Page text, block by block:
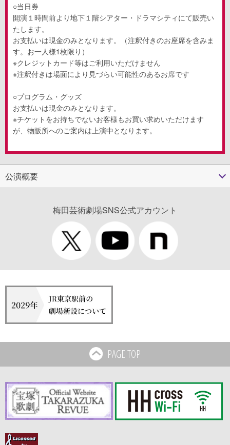
○当日券
開演１時間前より地下１階シアター・ドラマシティにて販売い
たします。
お支払いは現金のみとなります。（注釈付きのお座席を含みま
す。お一人様1枚限り）
※クレジットカード等はご利用いただけません
※注釈付きは場面により見づらい可能性のあるお席です
○プログラム・グッズ
お支払いは現金のみとなります。
※チケットをお持ちでないお客様もお買い求めいただけます
が、物販所へのご案内は上演中となります。
公演概要
梅田芸術劇場SNS公式アカウント
PAGE TOP